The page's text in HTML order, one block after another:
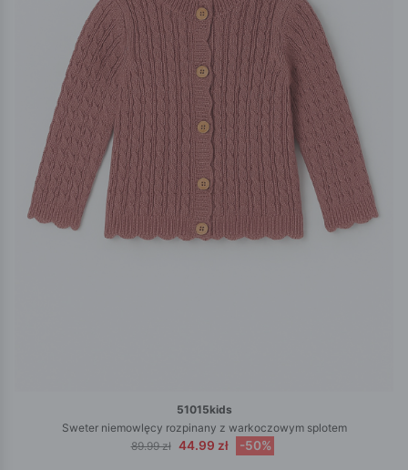
51015kids
Sweter niemowlęcy rozpinany z warkoczowym splotem
89.99 zł 44.99 zł -50%